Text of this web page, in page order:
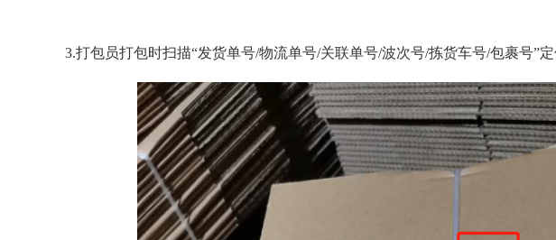
3.打包员打包时扫描“发货单号/物流单号/关联单号/波次号/拣货车号/包裹号”